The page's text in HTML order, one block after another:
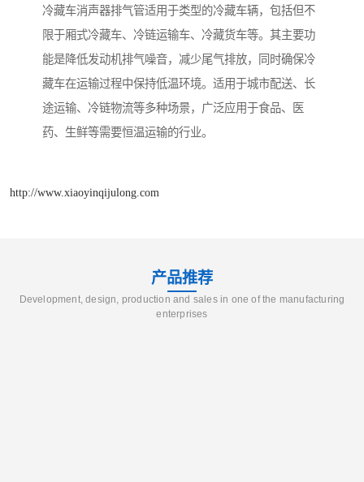
冷藏车消声器排气管适用于类型的冷藏车辆，包括但不
限于厢式冷藏车、冷链运输车、冷藏货车等。其主要功
能是降低发动机排气噪音，减少尾气排放，同时确保冷
藏车在运输过程中保持低温环境。适用于城市配送、长
途运输、冷链物流等多种场景，广泛应用于食品、医
药、生鲜等需要恒温运输的行业。
http://www.xiaoyinqijulong.com
产品推荐
Development, design, production and sales in one of the manufacturing
enterprises